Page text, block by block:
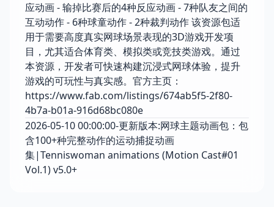
应动画 - 输掉比赛后的4种反应动画 - 7种队友之间的
互动动作 - 6种球童动作 - 2种裁判动作 该资源包适
用于需要高度真实网球场景表现的3D游戏开发项
目，尤其适合体育类、模拟类或竞技类游戏。通过
本资源，开发者可快速构建沉浸式网球体验，提升
游戏的可玩性与真实感。官方主页：
https://www.fab.com/listings/674ab5f5-2f80-
4b7a-b01a-916d68bc080e
2026-05-10 00:00:00-更新版本:网球主题动画包：包
含100+种完整动作的运动捕捉动画
集|Tenniswoman animations (Motion Cast#01
Vol.1) v5.0+